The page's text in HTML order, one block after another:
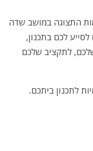
התצוגה במושב שדה
לסייע לכם בתכנון,
לתקציב שלכם
לתכנון ביתכם.